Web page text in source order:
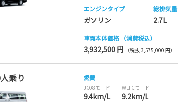
エンジンタイプ
ガソリン
総排気量
2.7L
車両本体価格 （消費税込）
3,932,500 円 （税抜 3,575,000 円）
乗り 燃費
JC08モード
9.4km/L
WLTCモード
9.2km/L